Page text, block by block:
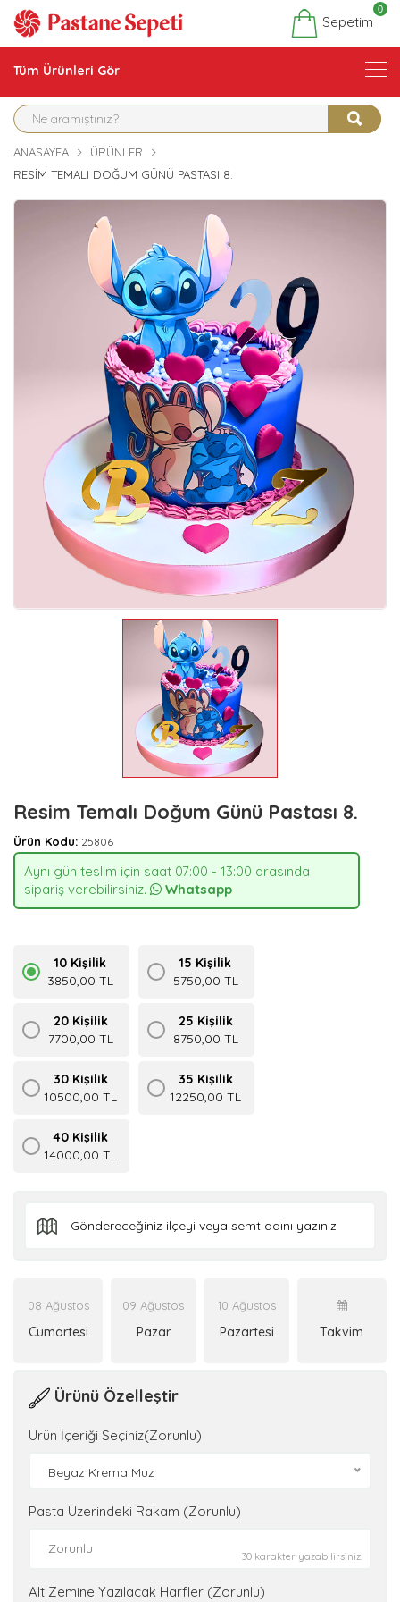
Sepetim
0
Tüm Ürünleri Gör
ANASAYFA
ÜRÜNLER
RESIM TEMALI DOĞUM GÜNÜ PASTASI 8.
Resim Temalı Doğum Günü Pastası 8.
Ürün Kodu: 25806
Aynı gün teslim için saat 07:00 - 13:00 arasında
sipariş verebilirsiniz.
Whatsapp
10 Kişilik
3850,00 TL
15 Kişilik
5750,00 TL
20 Kişilik
7700,00 TL
25 Kişilik
8750,00 TL
30 Kişilik
10500,00 TL
35 Kişilik
12250,00 TL
40 Kişilik
14000,00 TL
08 Ağustos
Cumartesi
09 Ağustos
Pazar
10 Ağustos
Pazartesi Takvim
Ürünü Özelleştir
Ürün İçeriği Seçiniz(Zorunlu)
Beyaz Krema Muz
Pasta Üzerindeki Rakam (Zorunlu)
30 karakter yazabilirsiniz.
Alt Zemine Yazılacak Harfler (Zorunlu)